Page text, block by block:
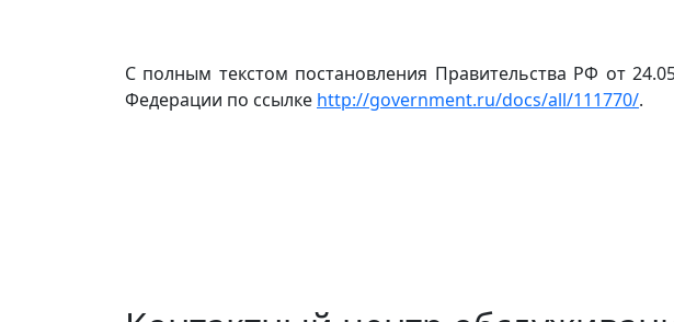
С полным текстом постановления Правительства РФ от
Федерации по ссылке http://government.ru/docs/all/111770/.